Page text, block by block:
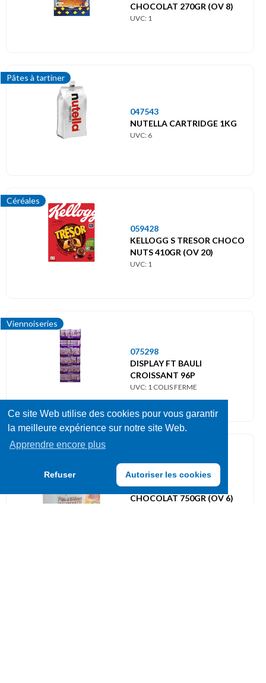
Ce site Web utilise des cookies pour vous garantir
la meilleure expérience sur notre site Web.
Apprendre encore plus
Refuser Autoriser les cookies
CHOCOLAT 270GR (OV 8)
UVC: 1
Pâtes à tartiner
047543
NUTELLA CARTRIDGE 1KG
UVC: 6
Céréales
059428
KELLOGG S TRESOR CHOCO
NUTS 410GR (OV 20)
UVC: 1
Viennoiseries
075298
DISPLAY FT BAULI
CROISSANT 96P
UVC: 1 COLIS FERME
Pâtes à tartiner
084581
SIMPL PATE A TARTINER
CHOCOLAT 750GR (OV 6)